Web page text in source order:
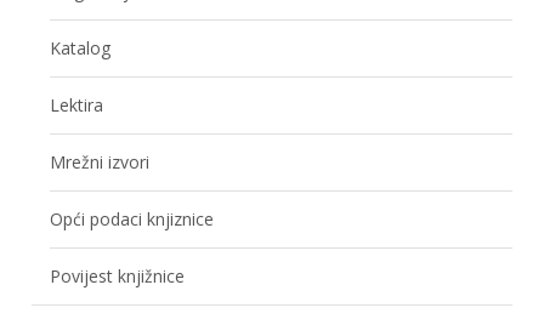
Katalog
Lektira
Mrežni izvori
Opći podaci knjiznice
Povijest knjižnice